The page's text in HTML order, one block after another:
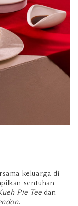
keluarga di
sentuhan
Pie Teedan
.